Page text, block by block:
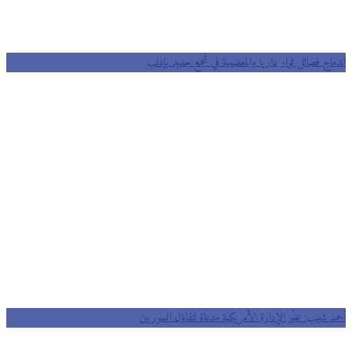
اندماج فصائل ثوار داريا والمعضمية في تجمع جديد بإدلب
أحمد شبيب: تغيّر الإدارة الأمريكية مدعاة لتفاؤل السوريين